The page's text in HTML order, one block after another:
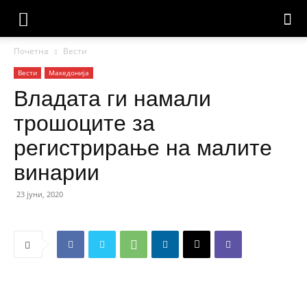
Почетна Вести
Вести Македонија
Владата ги намали
трошоците за
регистрирање на малите
винарии
23 јуни, 2020